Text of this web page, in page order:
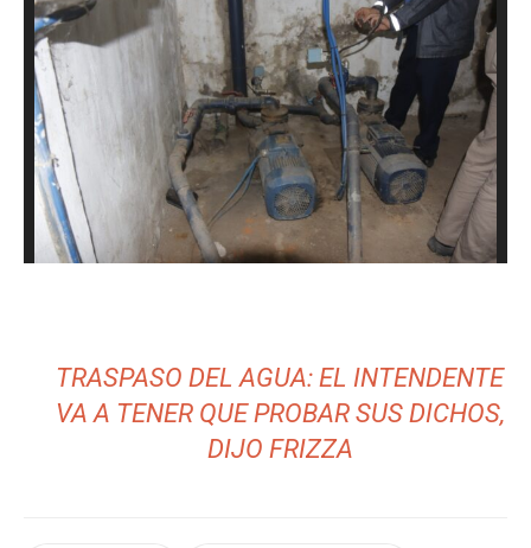
TRASPASO DEL AGUA: EL INTENDENTE
VA A TENER QUE PROBAR SUS DICHOS,
DIJO FRIZZA